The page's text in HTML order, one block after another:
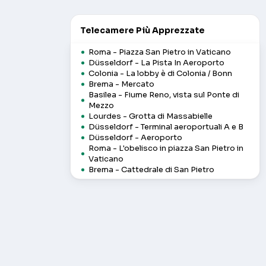
Telecamere Più Apprezzate
Roma - Piazza San Pietro in Vaticano
Düsseldorf - La Pista In Aeroporto
Colonia - La lobby è di Colonia / Bonn
Brema - Mercato
Basilea - Fiume Reno, vista sul Ponte di
Mezzo
Lourdes - Grotta di Massabielle
Düsseldorf - Terminal aeroportuali A e B
Düsseldorf - Aeroporto
Roma - L'obelisco in piazza San Pietro in
Vaticano
Brema - Cattedrale di San Pietro